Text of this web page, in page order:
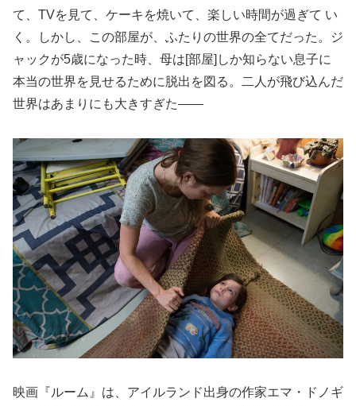
て、TVを見て、ケーキを焼いて、楽しい時間が過ぎて い
く。しかし、この部屋が、ふたりの世界の全てだった。ジ
ャックが5歳になった時、母は[部屋]しか知らない息子に
本当の世界を見せるために脱出を図る。二人が飛び込んだ
世界はあまりにも大きすぎた――
映画『ルーム』は、アイルランド出身の作家エマ・ドノギ